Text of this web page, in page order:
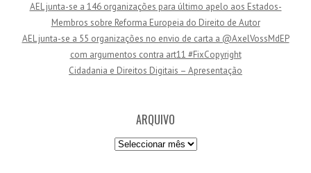
AEL junta-se a 146 organizações para último apelo aos Estados-
Membros sobre Reforma Europeia do Direito de Autor
AEL junta-se a 55 organizações no envio de carta a @AxelVossMdEP
com argumentos contra art11 #FixCopyright
Cidadania e Direitos Digitais – Apresentação
ARQUIVO
Arquivo